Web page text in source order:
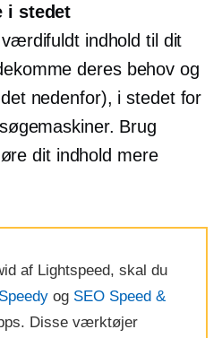
i stedet
indhold til dit
deres behov og
nedenfor), i stedet for
Brug
dit indhold mere
af Lightspeed, skal du
og SEO Speed ​​&
Disse værktøjer